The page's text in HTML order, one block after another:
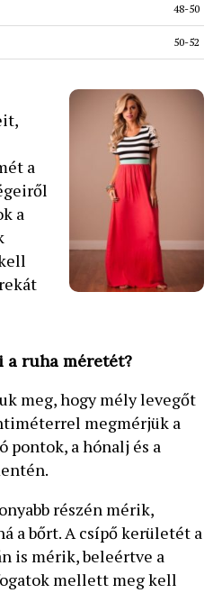
48-50
50-52
a
a
a ruha méretét?
meg, hogy mély levegőt
megmérjük a
a hónalj és a
részén mérik,
a bőrt. A csípő kerületét a
is mérik, beleértve a
mellett meg kell